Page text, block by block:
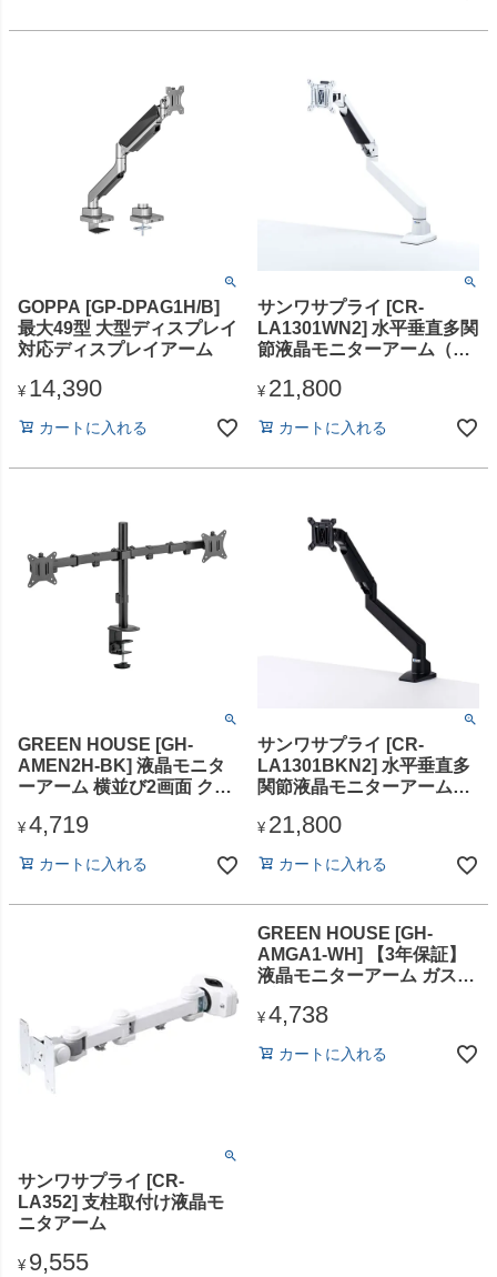
GOPPA [GP-DPAG1H/B]
最大49型 大型ディスプレイ
対応ディスプレイアーム
¥ 14,390
カートに入れる
サンワサプライ [CR-
LA1301WN2] 水平垂直多関
節液晶モニターアーム（ホ
¥ 21,800
カートに入れる
GREEN HOUSE [GH-
AMEN2H-BK] 液晶モニタ
ーアーム 横並び2画面 クラ
¥ 4,719
カートに入れる
サンワサプライ [CR-
LA1301BKN2] 水平垂直多
関節液晶モニターアーム
¥ 21,800
カートに入れる
サンワサプライ [CR-
LA352] 支柱取付け液晶モ
ニタアーム
¥ 9,555
GREEN HOUSE [GH-
AMGA1-WH] 【3年保証】
液晶モニターアーム ガスス
グロメット式 ホワイト
¥ 4,738
カートに入れる